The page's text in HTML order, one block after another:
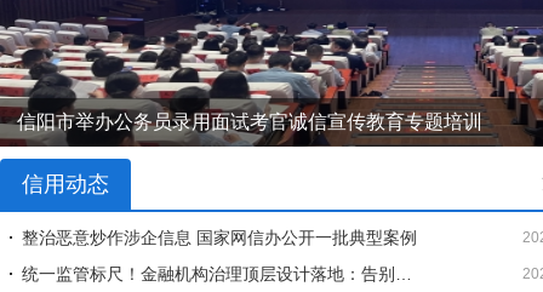
信阳市举办公务员录用面试考官诚信宣传教育专题培训
任重道远 笃定前行！信阳市获批成为全国社会信用体系建设
信用动态
整治恶意炒作涉企信息 国家网信办公开一批典型案例
统一监管标尺！金融机构治理顶层设计落地：告别…